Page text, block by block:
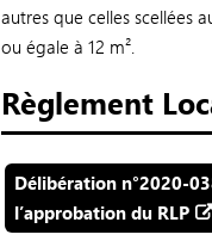
autres que celles scellées
ou égale à 12 m².
Règlement
Délibération n°2020-
l’approbation du RLP